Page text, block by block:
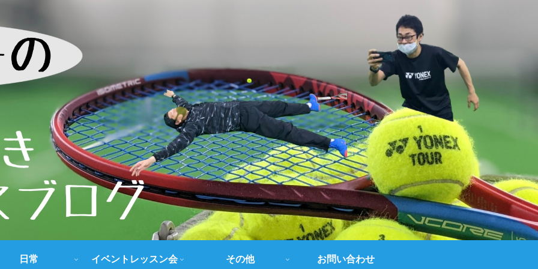
日常 イベントレッスン会 その他 お問い合わせ